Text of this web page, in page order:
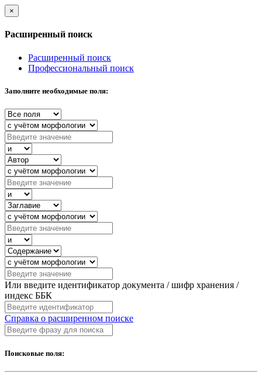
×
Расширенный поиск
Расширенный поиск
Профессиональный поиск
Заполните необходимые поля:
Или введите идентификатор документа / шифр хранения /
индекс ББК
Справка о расширенном поиске
Поисковые поля: